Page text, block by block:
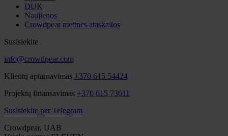
DUK
Naujienos
Crowdpear metinės ataskaitos
Susisiekite
info@crowdpear.com
Klientų aptarnavimas +370 615 54424
Projektų finansavimas +370 615 73611
Susisiekite per Telegram
Crowdpear, UAB